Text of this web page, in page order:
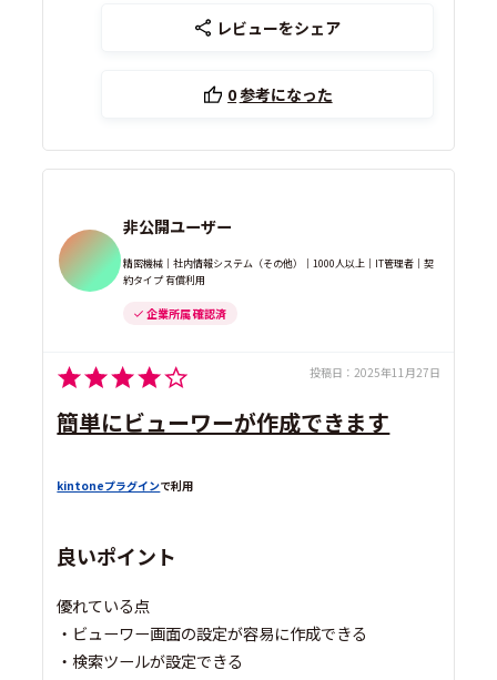
レビューをシェア
0参考になった
非公開ユーザー
精密機械｜社内情報システム（その他）｜1000人以上｜IT管理者｜契
約タイプ 有償利用
企業所属 確認済
投稿日： 2025年11月27日
簡単にビューワーが作成できます
kintoneプラグインで利用
良いポイント
優れている点
・ビューワー画面の設定が容易に作成できる
・検索ツールが設定できる